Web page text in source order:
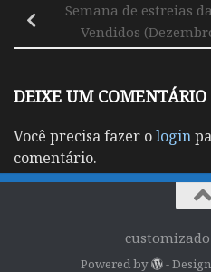
Semana de estreias
Vendidos
DEIXE UM COMENTÁRIO
Você precisa fazer ologin
comentário.
Powered by -